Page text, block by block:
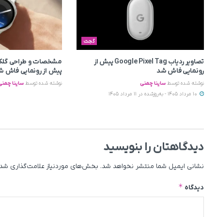
گجت
تصاویر ردیاب Google Pixel Tag پیش از
رونمایی فاش شد
نوشته شده توسط ساینا چمنی
پیش از رونمایی فاش
نوشته شده توسط ساینا
دیدگاهتان را بنویسید
نشانی ایمیل شما منتشر نخواهد شد. بخش‌های موردنیاز علامت‌گذاری
دیدگاه *